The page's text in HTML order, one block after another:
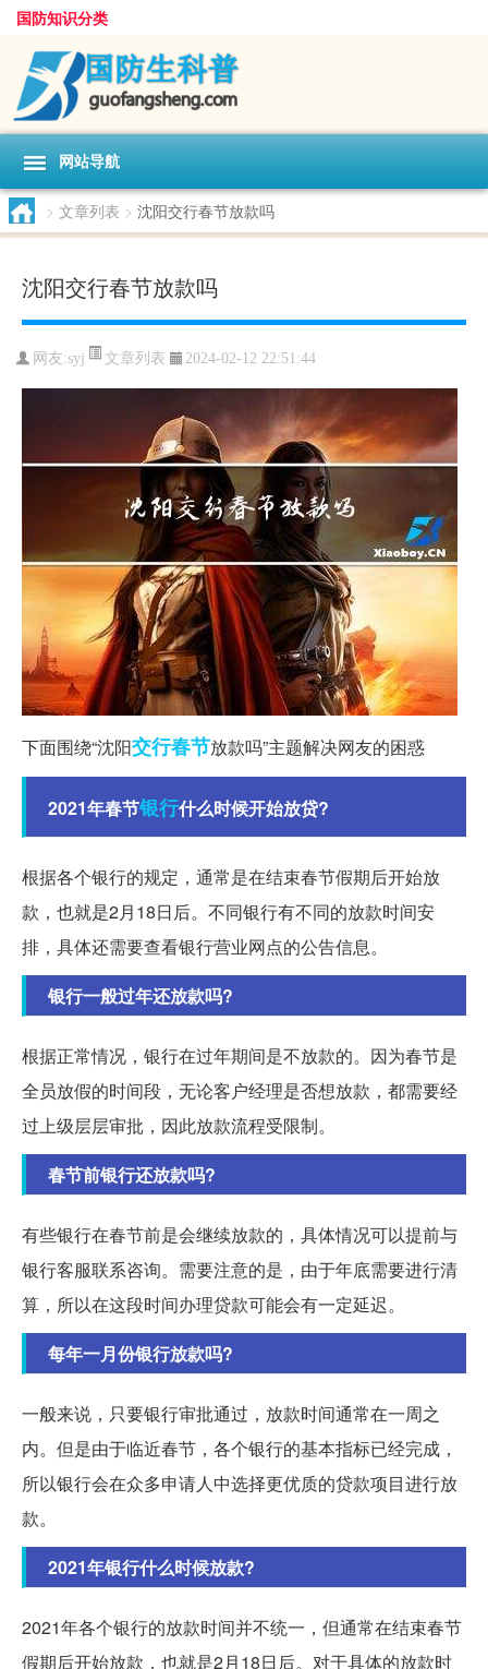
国防知识分类
网站导航
> 文章列表 > 沈阳交行春节放款吗
沈阳交行春节放款吗
网友:syj 文章列表 2024-02-12 22:51:44
下面围绕“沈阳交行春节放款吗”主题解决网友的困惑
2021年春节银行什么时候开始放贷?
根据各个银行的规定，通常是在结束春节假期后开始放
款，也就是2月18日后。不同银行有不同的放款时间安
排，具体还需要查看银行营业网点的公告信息。
银行一般过年还放款吗?
根据正常情况，银行在过年期间是不放款的。因为春节是
全员放假的时间段，无论客户经理是否想放款，都需要经
过上级层层审批，因此放款流程受限制。
春节前银行还放款吗?
有些银行在春节前是会继续放款的，具体情况可以提前与
银行客服联系咨询。需要注意的是，由于年底需要进行清
算，所以在这段时间办理贷款可能会有一定延迟。
每年一月份银行放款吗?
一般来说，只要银行审批通过，放款时间通常在一周之
内。但是由于临近春节，各个银行的基本指标已经完成，
所以银行会在众多申请人中选择更优质的贷款项目进行放
款。
2021年银行什么时候放款?
2021年各个银行的放款时间并不统一，但通常在结束春节
假期后开始放款，也就是2月18日后。对于具体的放款时